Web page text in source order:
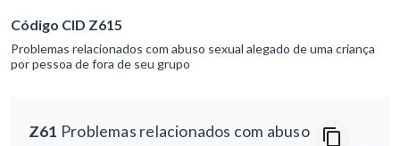
Código CID Z615
Problemas relacionados com abuso sexual alegado de uma criança
por pessoa de fora de seu grupo
Z61 Problemas relacionados com abuso